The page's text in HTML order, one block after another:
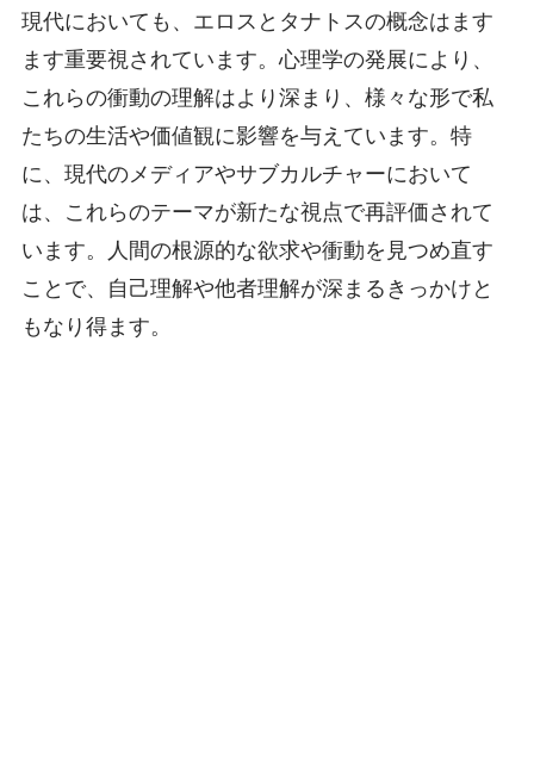
現代においても、エロスとタナトスの概念はます
ます重要視されています。心理学の発展により、
これらの衝動の理解はより深まり、様々な形で私
たちの生活や価値観に影響を与えています。特
に、現代のメディアやサブカルチャーにおいて
は、これらのテーマが新たな視点で再評価されて
います。人間の根源的な欲求や衝動を見つめ直す
ことで、自己理解や他者理解が深まるきっかけと
もなり得ます。